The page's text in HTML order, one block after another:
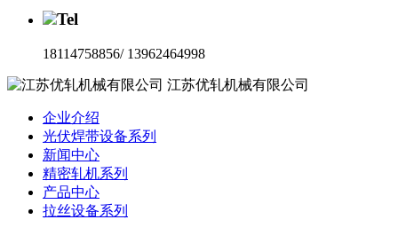
Tel
18114758856/ 13962464998
江苏优轧机械有限公司
企业介绍
光伏焊带设备系列
新闻中心
精密轧机系列
产品中心
拉丝设备系列